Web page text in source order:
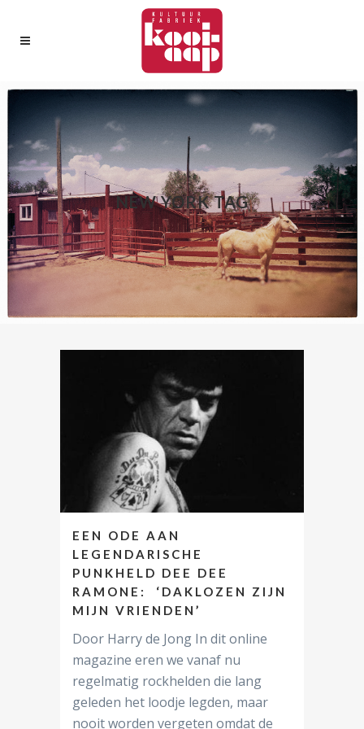
NEW YORK TAG
EEN ODE AAN
LEGENDARISCHE
PUNKHELD DEE DEE
RAMONE: ‘DAKLOZEN ZIJN
MIJN VRIENDEN’
Door Harry de Jong In dit online
magazine eren we vanaf nu
regelmatig rockhelden die lang
geleden het loodje legden, maar
nooit worden vergeten omdat de